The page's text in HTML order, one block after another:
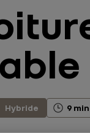
Hybride 9 min